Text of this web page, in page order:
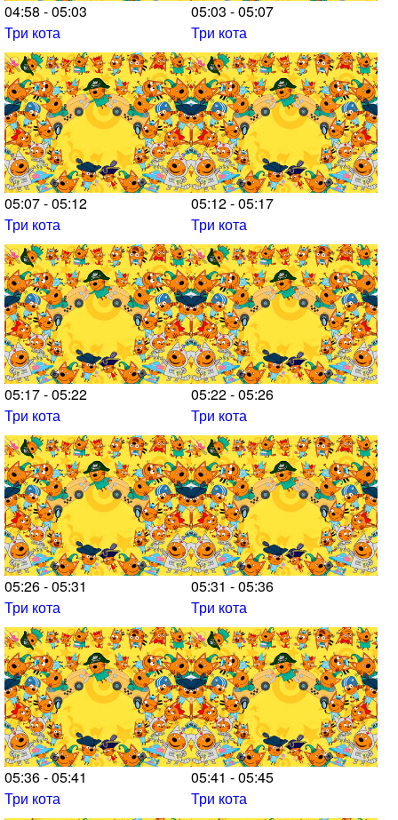
04:58 - 05:03
Три кота
05:03 - 05:07
Три кота
05:07 - 05:12
Три кота
05:12 - 05:17
Три кота
05:17 - 05:22
Три кота
05:22 - 05:26
Три кота
05:26 - 05:31
Три кота
05:31 - 05:36
Три кота
05:36 - 05:41
Три кота
05:41 - 05:45
Три кота